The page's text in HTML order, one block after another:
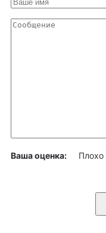
Ваша оценка: Плохо